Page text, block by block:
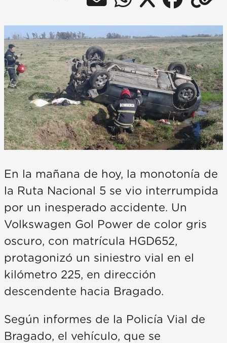
En la mañana de hoy, la monotonía de
la Ruta Nacional 5 se vio interrumpida
por un inesperado accidente. Un
Volkswagen Gol Power de color gris
oscuro, con matrícula HGD652,
protagonizó un siniestro vial en el
kilómetro 225, en dirección
descendente hacia Bragado.
Según informes de la Policía Vial de
Bragado, el vehículo, que se